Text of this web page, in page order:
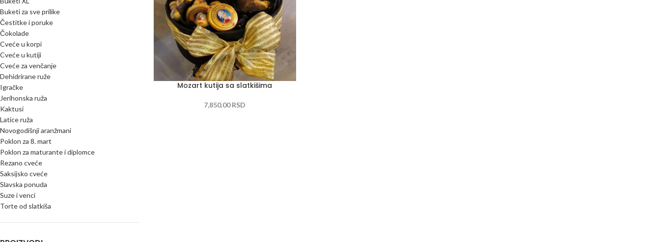
Buketi za sve prilike
Čestitke i poruke
Čokolade
Cveće u korpi
Cveće u kutiji
Cveće za venčanje
Dehidrirane ruže
Igračke
Jerihonska ruža
Kaktusi
Latice ruža
Novogodišnji aranžmani
Poklon za 8. mart
Poklon za maturante i diplomce
Rezano cveće
Saksijsko cveće
Slavska ponuda
Suze i venci
Torte od slatkiša
Mozart kutija sa slatkišima
7,850.00RSD